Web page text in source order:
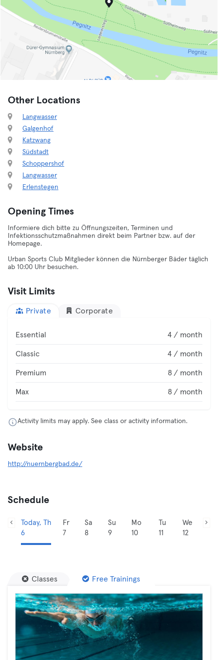
Other Locations
Langwasser
Galgenhof
Katzwang
Südstadt
Schoppershof
Langwasser
Erlenstegen
Opening Times
Informiere dich bitte zu Öffnungszeiten, Terminen und
Infektionsschutzmaßnahmen direkt beim Partner bzw. auf der
Homepage.
Urban Sports Club Mitglieder können die Nürnberger Bäder täglich
ab 10:00 Uhr besuchen.
Visit Limits
Private Corporate
Essential 4 / month
Classic 4 / month
Premium 8 / month
Max 8 / month
Activity limits may apply. See class or activity information.
Website
http://nuernbergbad.de/
Schedule
Today, Th
6
Fr
7
Sa
8
Su
9
Mo
10
Tu
11
We
12
Classes Free Trainings